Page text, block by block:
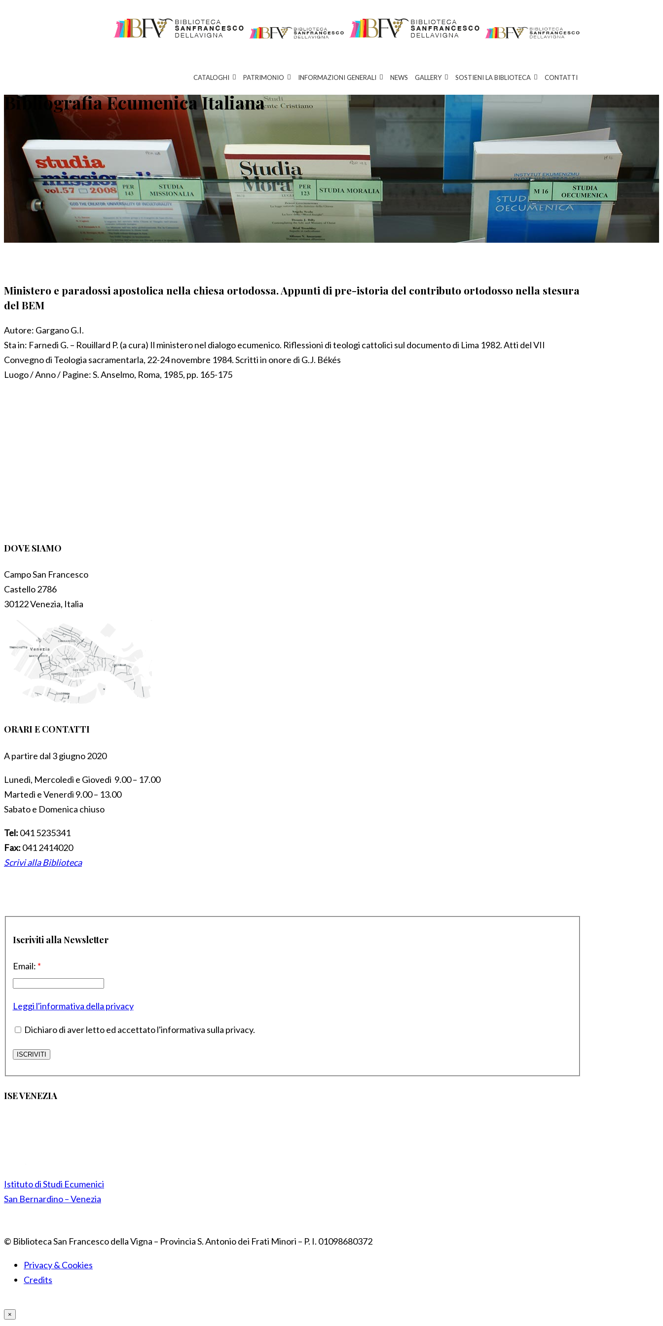
CATALOGHI PATRIMONIO INFORMAZIONI GENERALI NEWS GALLERY SOSTIENI LA BIBLIOTECA CONTATTI
Bibliografia Ecumenica Italiana
Ministero e paradossi apostolica nella chiesa ortodossa. Appunti di pre-istoria del contributo ortodosso nella stesura
del BEM
Autore: Gargano G.I.
Sta in: Farnedi G. – Rouillard P. (a cura) Il ministero nel dialogo ecumenico. Riflessioni di teologi cattolici sul documento di Lima 1982. Atti del VII
Convegno di Teologia sacramentarla, 22-24 novembre 1984. Scritti in onore di G.J. Békés
Luogo / Anno / Pagine:S. Anselmo, Roma, 1985, pp. 165-175
DOVE SIAMO
Campo San Francesco
Castello 2786
30122 Venezia, Italia
ORARI E CONTATTI
A partire dal 3 giugno 2020
Lunedì, Mercoledì e Giovedì 9.00 – 17.00
Martedì e Venerdì 9.00 – 13.00
Sabato e Domenica chiuso
Tel: 041 5235341
Fax: 041 2414020
Scrivi alla Biblioteca
Iscriviti alla Newsletter
Email: *
Leggi l'informativa della privacy
Dichiaro di aver letto ed accettato l'informativa sulla privacy.
ISE VENEZIA
Istituto di Studi Ecumenici
San Bernardino – Venezia
© Biblioteca San Francesco della Vigna – Provincia S. Antonio dei Frati Minori – P. I. 01098680372
Privacy & Cookies
Credits
×